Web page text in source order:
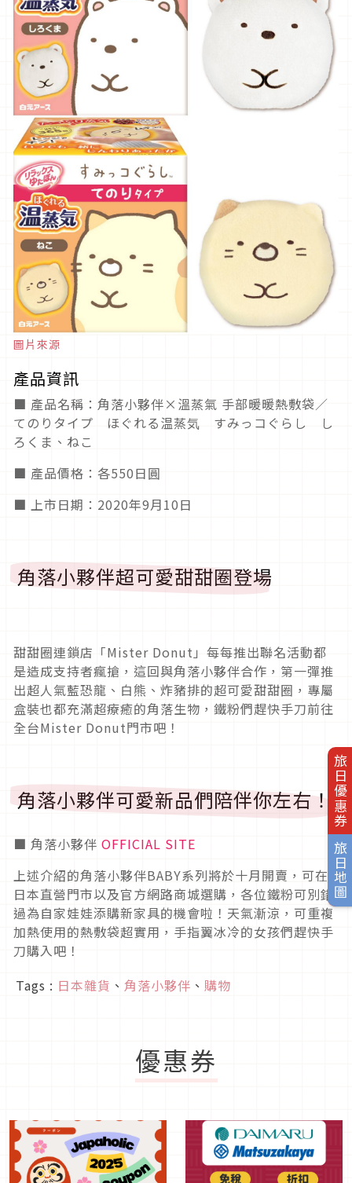
旅日優惠券
旅日地圖
圖片來源
產品資訊
■ 產品名稱：角落小夥伴×溫蒸氣 手部暖暖熱敷袋／
てのりタイプ ほぐれる温蒸気 すみっコぐらし し
ろくま、ねこ
■ 產品價格：各550日圓
■ 上市日期：2020年9月10日
角落小夥伴超可愛甜甜圈登場
甜甜圈連鎖店「Mister Donut」每每推出聯名活動都
是造成支持者瘋搶，這回與角落小夥伴合作，第一彈推
出超人氣藍恐龍、白熊、炸豬排的超可愛甜甜圈，專屬
盒裝也都充滿超療癒的角落生物，鐵粉們趕快手刀前往
全台Mister Donut門市吧！
角落小夥伴可愛新品們陪伴你左右！
■ 角落小夥伴 OFFICIAL SITE
上述介紹的角落小夥伴BABY系列將於十月開賣，可在
日本直營門市以及官方網路商城選購，各位鐵粉可別錯
過為自家娃娃添購新家具的機會啦！天氣漸涼，可重複
加熱使用的熱敷袋超實用，手指翼冰冷的女孩們趕快手
刀購入吧！
Tags : 日本雜貨 、 角落小夥伴 、 購物
優惠券